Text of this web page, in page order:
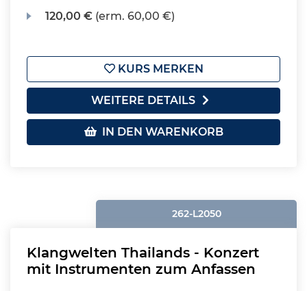
120,00 € (erm. 60,00 €)
KURS MERKEN
WEITERE DETAILS
IN DEN WARENKORB
262-L2050
Klangwelten Thailands - Konzert
mit Instrumenten zum Anfassen